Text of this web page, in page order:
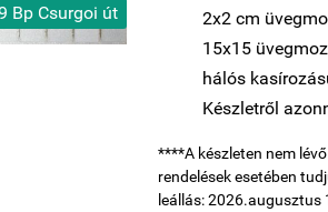
Bp Csurgoi út
2x2 cm
15x15
hálós
Készletről
****A készleten nem
rendelések esetében
leállás: